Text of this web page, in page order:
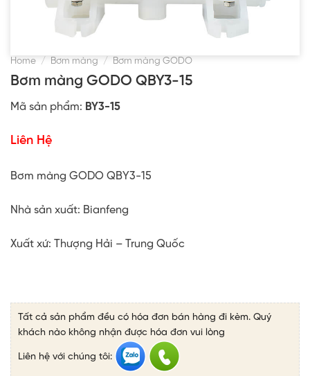
Home / Bơm màng / Bơm màng GODO
Bơm màng GODO QBY3-15
Mã sản phẩm: BY3-15
Liên Hệ
Bơm màng GODO QBY3-15
Nhà sản xuất: Bianfeng
Xuất xứ: Thượng Hải – Trung Quốc
Tất cả sản phẩm đều có hóa đơn bán hàng đi kèm. Quý
khách nào không nhận được hóa đơn vui lòng
Liên hệ với chúng tôi: